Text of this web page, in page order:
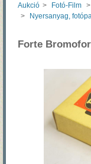
Aukció > Fotó-Film >
>
Nyersanyag,
Forte